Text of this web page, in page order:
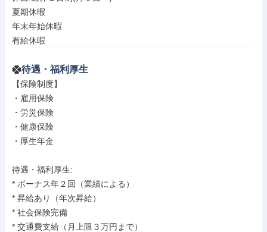
夏期休暇
年末年始休暇
有給休暇
待遇・福利厚生
【保険制度】
・雇用保険
・労災保険
・健康保険
・厚生年金
待遇・福利厚生:
* ボーナス年２回（業績による）
* 昇給あり（年次昇給）
* 社会保険完備
* 交通費支給（月上限３万円まで）